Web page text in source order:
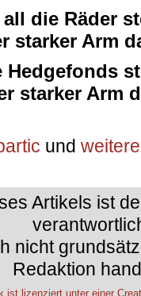
die Räder
starker Arm
Hedgefonds
starker Arm
und
Artikels ist
nicht
Redaktion
ist lizenziert unter einer